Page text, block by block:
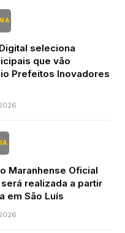
seleciona
que vão
Prefeitos Inovadores
Maranhense Oficial
realizada a partir
em São Luís